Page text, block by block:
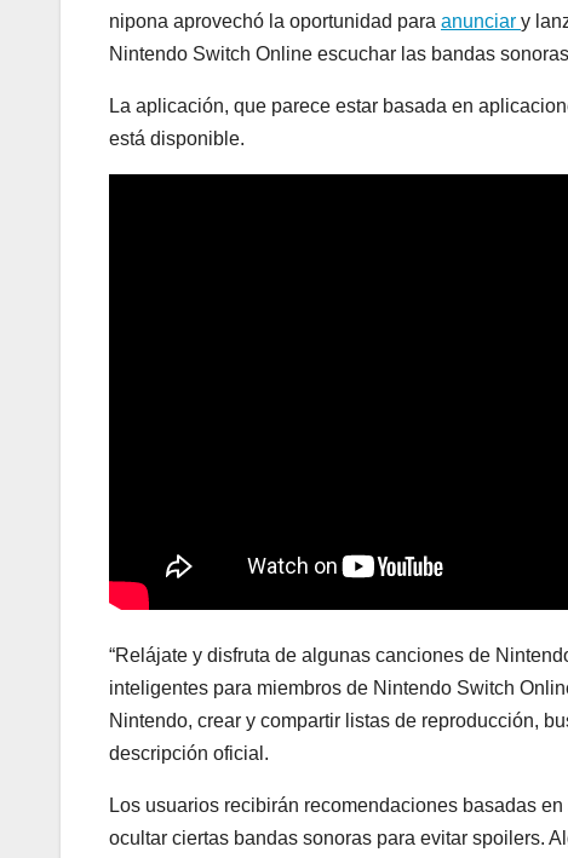
nipona aprovechó la oportunidad para anunciar y
Nintendo Switch Online escuchar las bandas
La aplicación, que parece estar basada en
está disponible.
“Relájate y disfruta de algunas canciones de
inteligentes para miembros de Nintendo Switch
Nintendo, crear y compartir listas de reproducción,
descripción oficial.
Los usuarios recibirán recomendaciones basadas
ocultar ciertas bandas sonoras para evitar spoilers.